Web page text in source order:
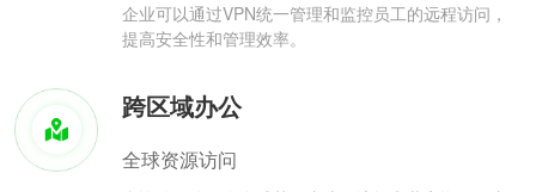
企业可以通过VPN统一管理和监控员工的远程访问，
提高安全性和管理效率。
跨区域办公
全球资源访问